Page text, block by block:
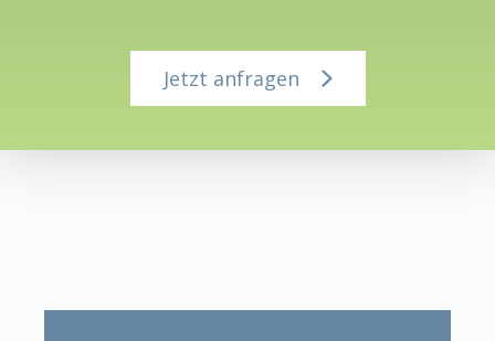
Jetzt anfragen